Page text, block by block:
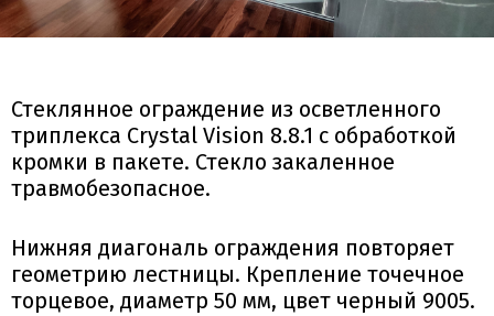
Стеклянное ограждение из осветленного
триплекса Crystal Vision 8.8.1 с обработкой
кромки в пакете. Стекло закаленное
травмобезопасное.
Нижняя диагональ ограждения повторяет
геометрию лестницы. Крепление точечное
торцевое, диаметр 50 мм, цвет черный 9005.